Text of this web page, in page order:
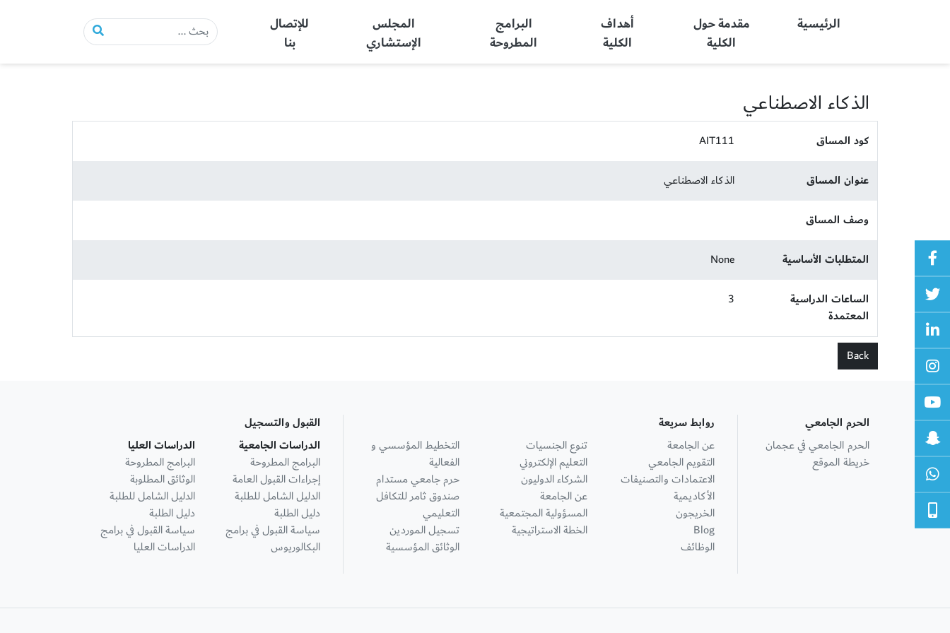
Ajman University
الرئيسية
مقدمة حول
الكلية
أهداف
الكلية
البرامج
المطروحة
المجلس
الإستشاري
للإتصال
بنا
الذكاء الاصطناعي
كود المساق AIT111
عنوان المساق الذكاء الاصطناعي
وصف المساق
المتطلبات الأساسية None
الساعات الدراسية
المعتمدة
3
Back
الحرم الجامعي
الحرم الجامعي في عجمان
خريطة الموقع
روابط سريعة
عن الجامعة
التقويم الجامعي
الاعتمادات والتصنيفات
الأكاديمية
الخريجون
Blog
الوظائف
تنوع الجنسيات
التعليم الإلكتروني
الشركاء الدوليون
عن الجامعة
المسؤولية المجتمعية
الخطة الاستراتيجية
التخطيط المؤسسي و
الفعالية
حرم جامعي مستدام
صندوق ثامر للتكافل
التعليمي
تسجيل الموردين
الوثائق المؤسسية
القبول والتسجيل
الدراسات الجامعية
البرامج المطروحة
إجراءات القبول العامة
الدليل الشامل للطلبة
دليل الطلبة
سياسة القبول في برامج
البكالوريوس
الدراسات العليا
البرامج المطروحة
الوثائق المطلوبة
الدليل الشامل للطلبة
دليل الطلبة
سياسة القبول في برامج
الدراسات العليا